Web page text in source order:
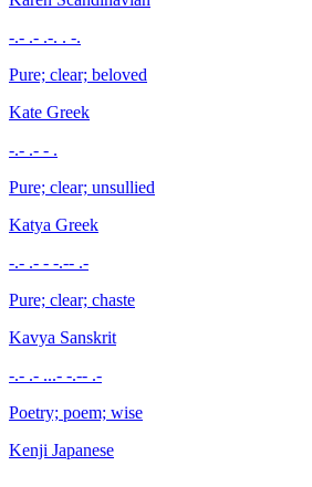
-.- .- .-. . -.
Pure; clear; beloved
Kate Greek
-.- .- - .
Pure; clear; unsullied
Katya Greek
-.- .- - -.-- .-
Pure; clear; chaste
Kavya Sanskrit
-.- .- ...- -.-- .-
Poetry; poem; wise
Kenji Japanese